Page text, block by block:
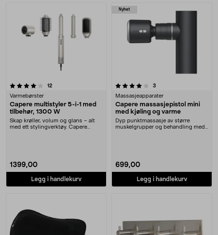
12anmeldelser
Varmebørster
Capere multistyler 5-i-1 med
tilbehør, 1300 W
Skap krøller, volum og glans – alt
med ett stylingverktøy. Capere
1399,00
Legg i handlekurv
Nyhet
4.0 av 5 stjerner 3
Massasjeapparater
Capere massasjepistol mini
med kjøling og varme
Dyp punktmassasje av større
muskelgrupper og behandling med
699,00
Legg i handlekurv